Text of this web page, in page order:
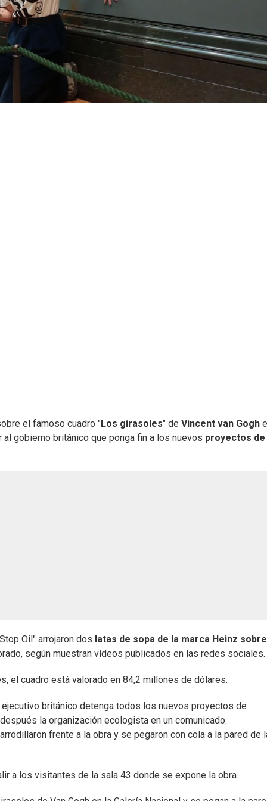
el famoso cuadro "Los girasoles" de Vincent van Gogh
al gobierno británico que ponga fin a los nuevos proyectos de
Oil" arrojaron dos latas de sopa de la marca Heinz
según muestran vídeos publicados en las redes sociales.
el cuadro está valorado en 84,2 millones de dólares.
británico detenga todos los nuevos proyectos de
la organización ecologista en un comunicado.
frente a la obra y se pegaron con cola a la pared de
a los visitantes de la sala 43 donde se expone la obra.